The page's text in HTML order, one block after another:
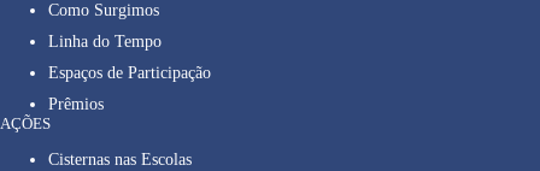
Como Surgimos
Linha do Tempo
Espaços de Participação
Prêmios
AÇÕES
Cisternas nas Escolas